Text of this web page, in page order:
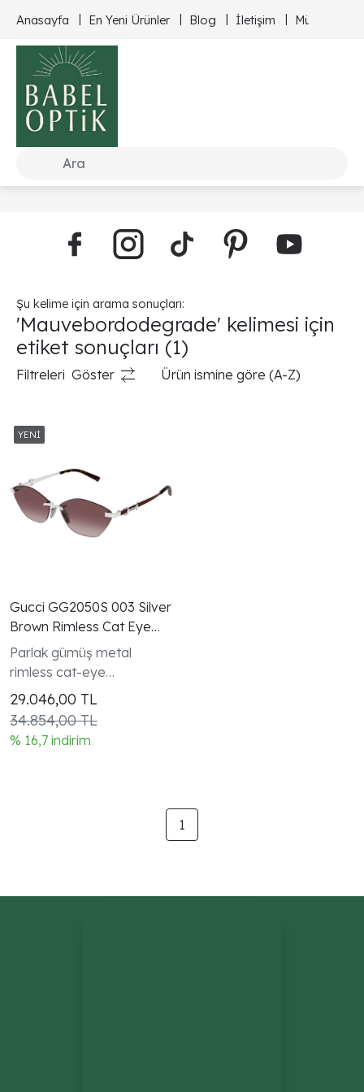
Anasayfa En Yeni Ürünler Blog İletişim Müşteri
Şu kelime için arama sonuçları:
'Mauvebordodegrade' kelimesi için
etiket sonuçları (1)
Filtreleri Göster Ürün ismine göre (A-Z)
Gucci GG2050S 003 Silver
Brown Rimless Cat Eye
Kadin Gunes Gozlugu
Parlak gümüş metal
rimless cat-eye
çerçevesiz tasarım gümüş
Horsebit menteşe detayı
kahverengi şakak havana
şakak ucu
29.046,00 TL
34.854,00 TL
% 16,7 indirim
1